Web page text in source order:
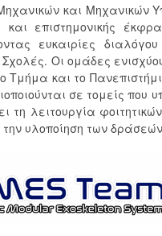
και Μηχανικών
και επιστημονικής
ευκαιρίες
Οι ομάδες
Τμήμα και το
σε τομείς
τη λειτουργία
την υλοποίηση των